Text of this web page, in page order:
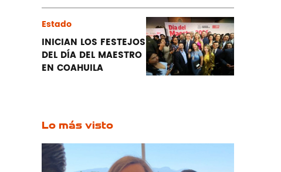
Estado
INICIAN LOS FESTEJOS
DEL DÍA DEL MAESTRO
EN COAHUILA
Lo más visto